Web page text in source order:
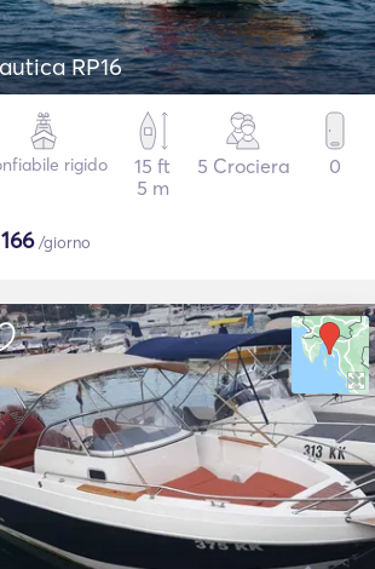
RP16
rigido
15 ft
5 m
5 Crociera 0
166/giorno